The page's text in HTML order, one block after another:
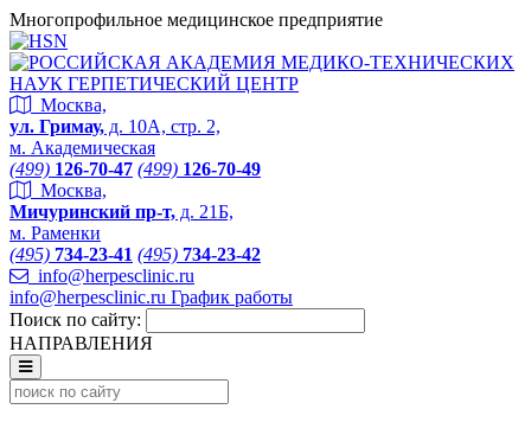
Многопрофильное медицинское предприятие
Москва,
ул. Гримау, д. 10А, стр. 2,
м. Академическая
(499) 126-70-47 (499) 126-70-49
Москва,
Мичуринский пр-т, д. 21Б,
м. Раменки
(495) 734-23-41 (495) 734-23-42
info@herpesclinic.ru
info@herpesclinic.ru График работы
Поиск по сайту:
НАПРАВЛЕНИЯ